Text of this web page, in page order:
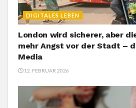
DIGITALES LEBEN
London wird sicherer, aber
mehr Angst vor der Stadt –
Media
12. FEBRUAR 2026